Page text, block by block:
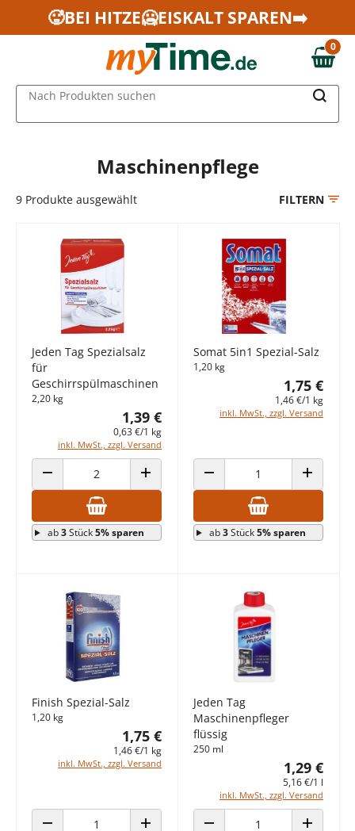
Zum Hauptinhalt springen
Zur Navigation springen
Zur Suche springen
🥵BEI HITZE🥶EISKALT SPAREN➡️
0,00 €
0
Nach Produkten suchen
Maschinenpflege
9 Produkte ausgewählt FILTERN
Jeden Tag Spezialsalz
für
Geschirrspülmaschinen
2,20 kg
1,39 €
0,63 €/1 kg
inkl. MwSt., zzgl. Versand
ANZAHL VERRINGERN ANZAHL ERHÖHEN
ab3Stück5% sparen
Somat 5in1 Spezial-Salz
1,20 kg
1,75 €
1,46 €/1 kg
inkl. MwSt., zzgl. Versand
ANZAHL VERRINGERN ANZAHL
ab3Stück5% sparen
Finish Spezial-Salz
1,20 kg
1,75 €
1,46 €/1 kg
inkl. MwSt., zzgl. Versand
Jeden Tag
Maschinenpfleger
flüssig
250 ml
1,29 €
5,16 €/1 l
inkl. MwSt., zzgl. Versand